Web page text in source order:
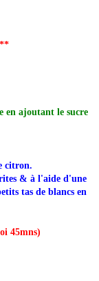
en ajoutant le sucre
citron.
& à l'aide d'une
tas de blancs en
45mns)